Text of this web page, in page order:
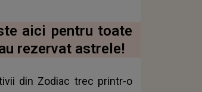
aici pentru toate
rezervat astrele!
din Zodiac trec printr-o